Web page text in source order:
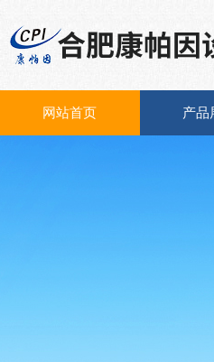
网站首页 产品